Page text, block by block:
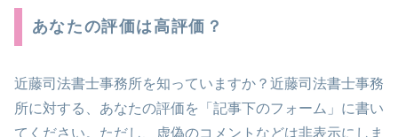
あなたの評価は高評価？
近藤司法書士事務所を知っていますか？近藤司法書士事務
所に対する、あなたの評価を「記事下のフォーム」に書い
てください。ただし、虚偽のコメントなどは非表示にしま